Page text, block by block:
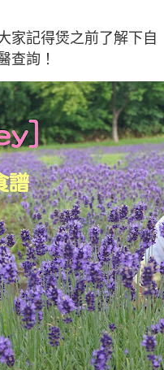
家記得煲之前了解下自
查詢！